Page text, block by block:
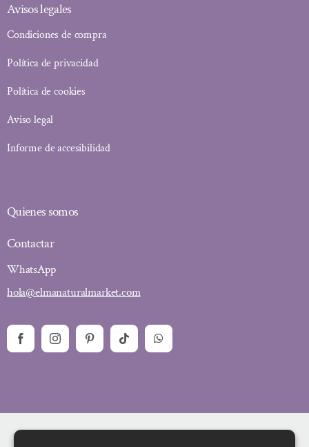
Avisos legales
Condiciones de compra
Política de privacidad
Política de cookies
Aviso legal
Informe de accesibilidad
Quienes somos
Contactar
WhatsApp
hola@elmanaturalmarket.com